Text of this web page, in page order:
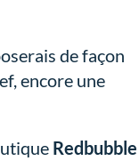
de façon
encore une
Redbubble